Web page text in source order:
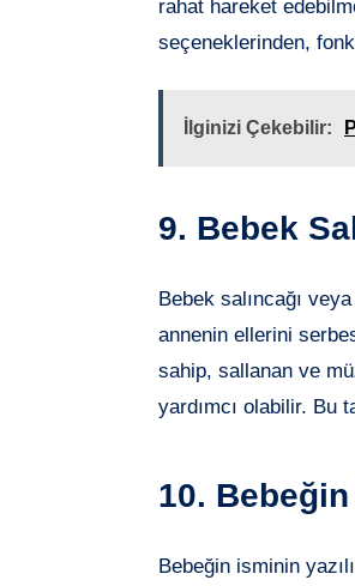
rahat hareket
seçeneklerinden,
İlginizi Çekebilir:
9. Bebek
Bebek salıncağı
annenin ellerini
sahip, sallanan ve
yardımcı olabilir. Bu
10.
Bebeğin isminin